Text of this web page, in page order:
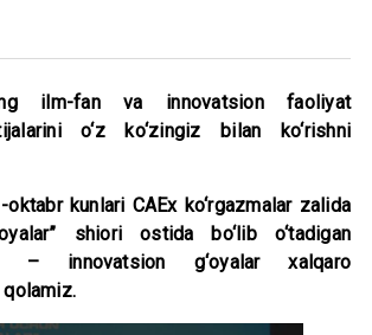
ilm-fan va innovatsion faoliyat
o‘z ko‘zingiz bilan ko‘rishni
kunlari CAEx ko‘rgazmalar zalida
shiori ostida bo‘lib o‘tadigan
– innovatsion g‘oyalar xalqaro